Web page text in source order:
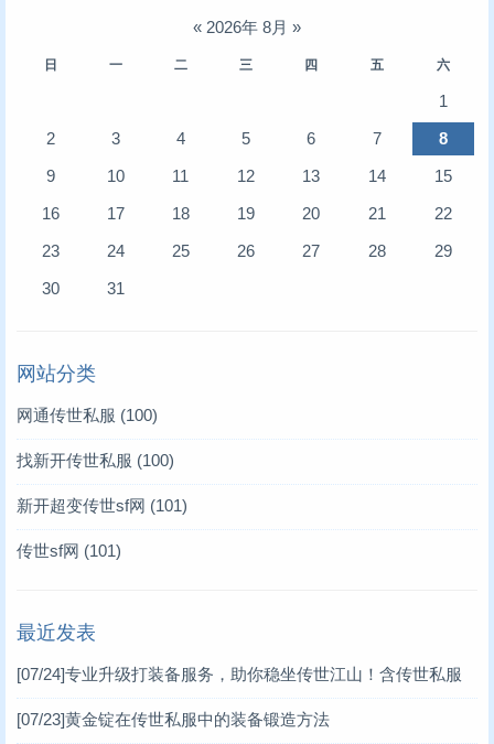
« 2026年 8月 »
日 一 二 三 四 五 六
1
2
3 4 5 6 7
8
9
10 11 12 13 14
15
16
17 18 19 20 21
22
23
24 25 26 27 28
29
30
31
网站分类
网通传世私服 (100)
找新开传世私服 (100)
新开超变传世sf网 (101)
传世sf网 (101)
最近发表
[07/24]专业升级打装备服务，助你稳坐传世江山！含传世私服
[07/23]黄金锭在传世私服中的装备锻造方法